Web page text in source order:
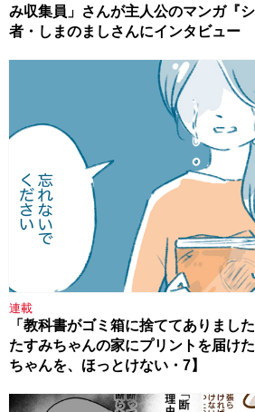
み収集員」さんが主人公のマンガ『
者・しまのましさんにインタビュー
連載
「教科書がゴミ箱に捨ててありまし
たすみちゃんの家にプリントを届け
ちゃんを、ほっとけない・7】